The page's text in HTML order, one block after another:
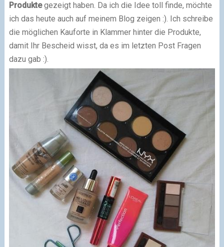
Produktegezeigt haben. Da ich die Idee toll finde, möchte
ich das heute auch auf meinem Blog zeigen :). Ich schreibe
die möglichen Kauforte in Klammer hinter die Produkte,
damit Ihr Bescheid wisst, da es im letzten Post Fragen
dazu gab :).